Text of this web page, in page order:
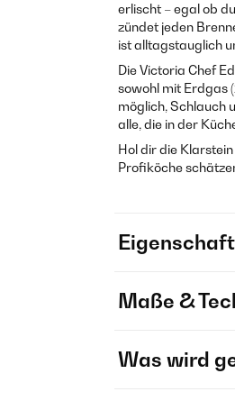
erlischt – egal ob
zündet jeden
ist alltagstauglich
Die Victoria Chef
sowohl mit Erdgas
möglich, Schlauch
alle, die in der
Hol dir die
Profiköche
Maße &
Was wird